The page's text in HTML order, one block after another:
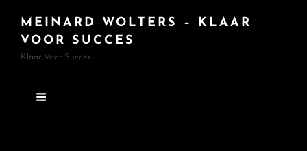
MEINARD WOLTERS – KLAAR
VOOR SUCCES
Klaar Voor Succes